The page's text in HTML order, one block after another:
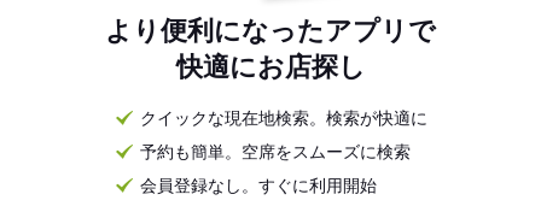
より便利になったアプリで
快適にお店探し
クイックな現在地検索。検索が快適に
予約も簡単。空席をスムーズに検索
会員登録なし。すぐに利用開始